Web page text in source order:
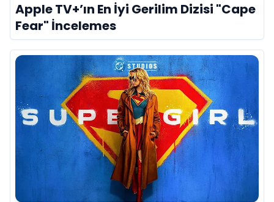
Apple TV+’ın En İyi Gerilim Dizisi "Cape
Fear" İncelemes